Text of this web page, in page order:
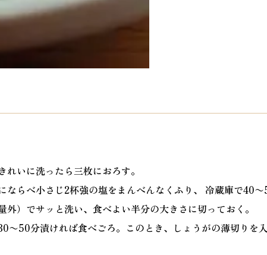
れいに洗ったら三枚におろす。
ならべ小さじ2杯強の塩をまんべんなくふり、 冷蔵庫で40
外）でサッと洗い、食べよい半分の大きさに切っておく。
〜50分漬ければ食べごろ。このとき、しょうがの薄切りを